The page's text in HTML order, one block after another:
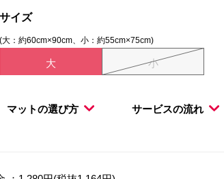
サイズ
(大：約60cm×90cm、小：約55cm×75cm)
大 小
マットの選び方 サービスの流れ